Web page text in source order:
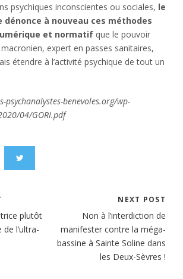
psychiques inconscientes ou sociales, le
dénonce à nouveau ces méthodes
et normatif que le pouvoir
expert en passes sanitaires,
étendre à l’activité psychique de tout un
psychanalystes-benevoles.org/wp-
04/GORI.pdf
plutôt
l’ultra-
NEXT POST
Non à l’interdiction de
manifester contre la méga-
bassine à Sainte Soline dans
les Deux-Sèvres !